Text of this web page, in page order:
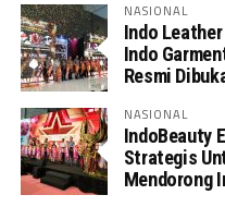
NASIONAL
Indo
Indo
Resmi
NASIONAL
IndoBeauty
Strategis
Mendorong